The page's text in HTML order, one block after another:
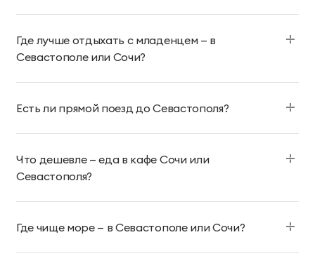
Где лучше отдыхать с младенцем — в
Севастополе или Сочи?
Есть ли прямой поезд до Севастополя?
Что дешевле — еда в кафе Сочи или
Севастополя?
Где чище море — в Севастополе или Сочи?